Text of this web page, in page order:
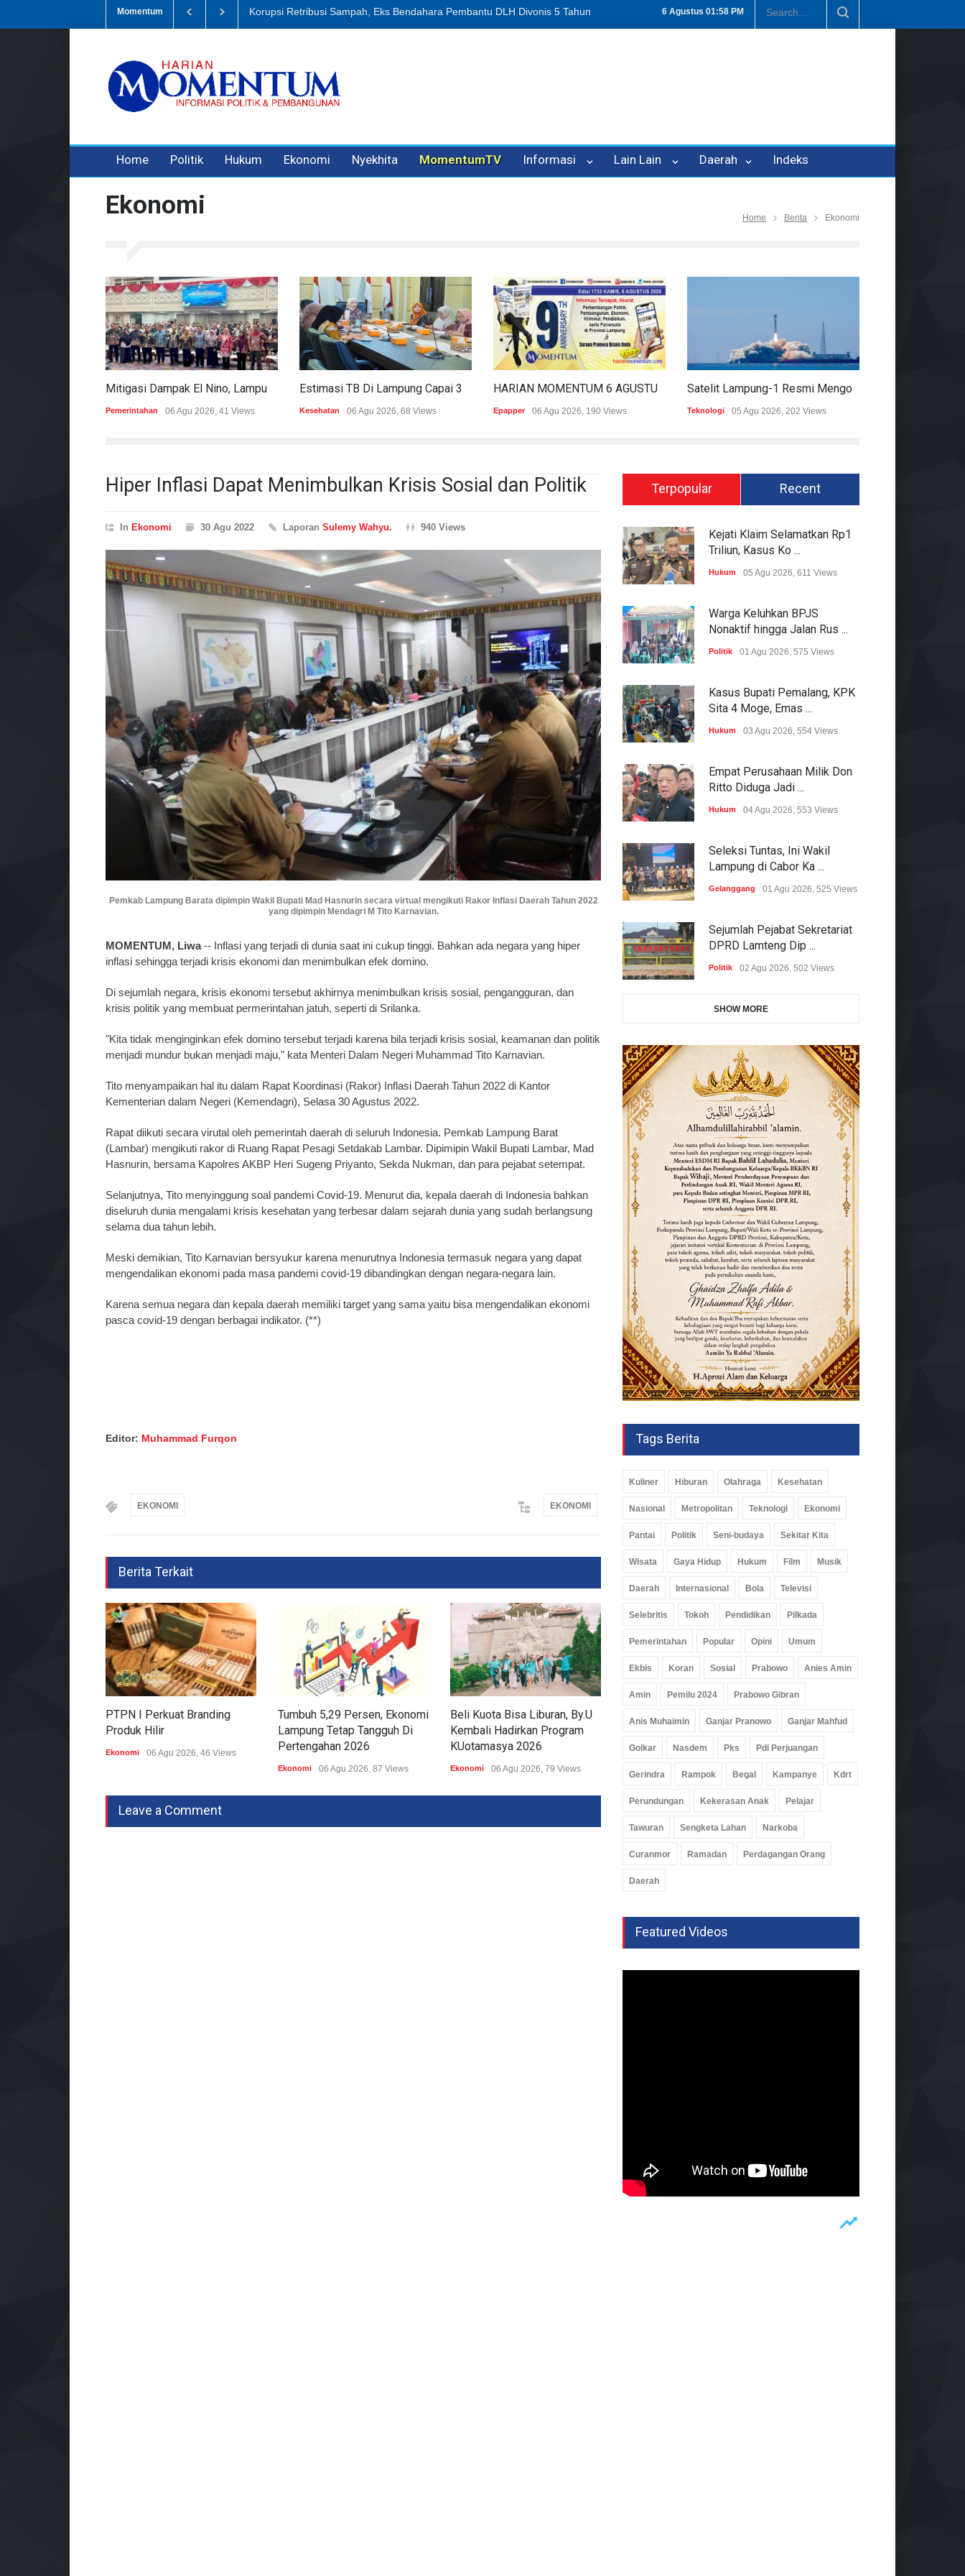
6 Agustus 01:58 PM
Momentum
Eks Bendahara Pembantu DLH Divonis 5 Tahun Dugaan Penipuan Oleh Oknum Kadis, Kuasa Hukum Pelapor Desak Polisi Tetapkan P-21 Tembus Rp1,6 Triliun, Nilai Investasi di Lamteng Tertinggi di
Home Politik Hukum Ekonomi Nyekhita MomentumTV Informasi Lain Lain Daerah Indeks
Ekonomi Home Berita Ekonomi
Pemerintahan 06 Agu 2026, 41 Views Kesehatan 06 Agu 2026, 68 Views Epapper 06 Agu 2026, 190 Views Teknologi 05 Agu 2026, 202 Views
Hiper Inflasi Dapat Menimbulkan Krisis Sosial dan Politik
In Ekonomi 30 Agu 2022 Laporan Sulemy Wahyu. 940 Views
Pemkab Lampung Barata dipimpin Wakil Bupati Mad Hasnurin secara virtual mengikuti Rakor Inflasi Daerah Tahun 2022
yang dipimpin Mendagri M Tito Karnavian.
MOMENTUM, Liwa-- Inflasi yang terjadi di dunia saat ini cukup tinggi. Bahkan ada negara yang hiper
inflasi sehingga terjadi krisis ekonomi dan menimbulkan efek domino.
Di sejumlah negara, krisis ekonomi tersebut akhirnya menimbulkan krisis sosial, pengangguran, dan
krisis politik yang membuat permerintahan jatuh, seperti di Srilanka.
"Kita tidak menginginkan efek domino tersebut terjadi karena bila terjadi krisis sosial, keamanan dan politik
menjadi mundur bukan menjadi maju," kata Menteri Dalam Negeri Muhammad Tito Karnavian.
Tito menyampaikan hal itu dalam Rapat Koordinasi (Rakor) Inflasi Daerah Tahun 2022 di Kantor
Kementerian dalam Negeri (Kemendagri), Selasa 30 Agustus 2022.
Rapat diikuti secara virutal oleh pemerintah daerah di seluruh Indonesia. Pemkab Lampung Barat
(Lambar) mengikuti rakor di Ruang Rapat Pesagi Setdakab Lambar. Dipimipin Wakil Bupati Lambar, Mad
Hasnurin, bersama Kapolres AKBP Heri Sugeng Priyanto, Sekda Nukman, dan para pejabat setempat.
Selanjutnya, Tito menyinggung soal pandemi Covid-19. Menurut dia, kepala daerah di Indonesia bahkan
diseluruh dunia mengalami krisis kesehatan yang terbesar dalam sejarah dunia yang sudah berlangsung
selama dua tahun lebih.
Meski demikian, Tito Karnavian bersyukur karena menurutnya Indonesia termasuk negara yang dapat
mengendalikan ekonomi pada masa pandemi covid-19 dibandingkan dengan negara-negara lain.
Karena semua negara dan kepala daerah memiliki target yang sama yaitu bisa mengendalikan ekonomi
pasca covid-19 dengan berbagai indikator. (**)
Editor: Muhammad Furqon
EKONOMI EKONOMI
Berita Terkait
PTPN I Perkuat Branding
Produk Hilir
Ekonomi 06 Agu 2026, 46 Views
Tumbuh 5,29 Persen, Ekonomi
Lampung Tetap Tangguh Di
Pertengahan 2026
Ekonomi 06 Agu 2026, 87 Views
Beli Kuota Bisa Liburan, By.U
Kembali Hadirkan Program
KUotamasya 2026
Ekonomi 06 Agu 2026, 79 Views
Tubaba Integrasikan Layanan
Peternakan Dengan Akses
Permodalan
06 Agu 2026, 78 Views
Leave a Comment
Terpopular Recent
Kejati Klaim Selamatkan Rp1
Triliun, Kasus Ko ...
Hukum 05 Agu 2026, 611 Views
Warga Keluhkan BPJS
Nonaktif hingga Jalan Rus ...
Politik 01 Agu 2026, 575 Views
Kasus Bupati Pemalang, KPK
Sita 4 Moge, Emas ...
Hukum 03 Agu 2026, 554 Views
Empat Perusahaan Milik Don
Ritto Diduga Jadi ...
Hukum 04 Agu 2026, 553 Views
Seleksi Tuntas, Ini Wakil
Lampung di Cabor Ka ...
Gelanggang 01 Agu 2026, 525 Views
Sejumlah Pejabat Sekretariat
DPRD Lamteng Dip ...
Politik 02 Agu 2026, 502 Views
SHOW MORE
Tags Berita
Kuliner Hiburan Olahraga Kesehatan
Nasional Metropolitan Teknologi Ekonomi
Pantai Politik Seni-budaya Sekitar Kita
Wisata Gaya Hidup Hukum Film Musik
Daerah Internasional Bola Televisi
Selebritis Tokoh Pendidikan Pilkada
Pemerintahan Popular Opini Umum
Ekbis Koran Sosial Prabowo Anies Amin
Amin Pemilu 2024 Prabowo Gibran
Anis Muhaimin Ganjar Pranowo Ganjar Mahfud
Golkar Nasdem Pks Pdi Perjuangan
Gerindra Rampok Begal Kampanye Kdrt
Perundungan Kekerasan Anak Pelajar
Tawuran Sengketa Lahan Narkoba
Curanmor Ramadan Perdagangan Orang
Daerah
Featured Videos